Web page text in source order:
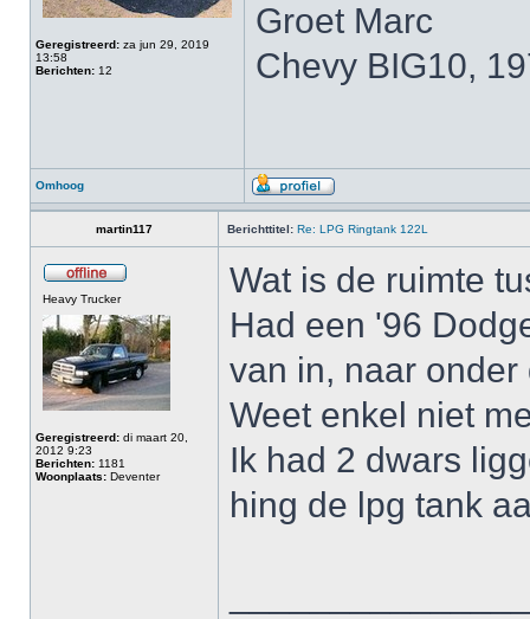
Geregistreerd: za jun 29, 2019
13:58
Berichten: 12
Groet Marc
Chevy BIG10,
Omhoog
martin117 Berichttitel: Re: LPG Ringtank 122L
Heavy Trucker
Geregistreerd: di maart 20,
2012 9:23
Berichten: 1181
Woonplaats: Deventer
Wat is de ruimte
Had een '96
van in, naar onder
Weet enkel niet
Ik had 2 dwars
hing de lpg tank